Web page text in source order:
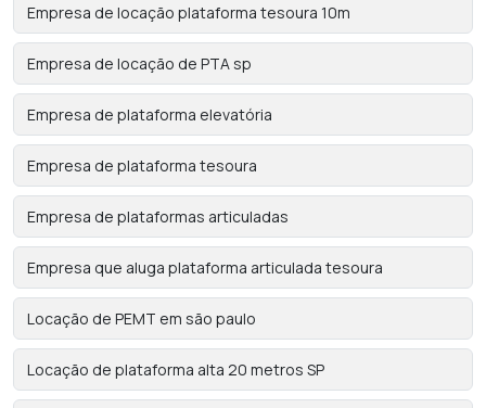
Empresa de locação plataforma tesoura 10m
Empresa de locação de PTA sp
Empresa de plataforma elevatória
Empresa de plataforma tesoura
Empresa de plataformas articuladas
Empresa que aluga plataforma articulada tesoura
Locação de PEMT em são paulo
Locação de plataforma alta 20 metros SP